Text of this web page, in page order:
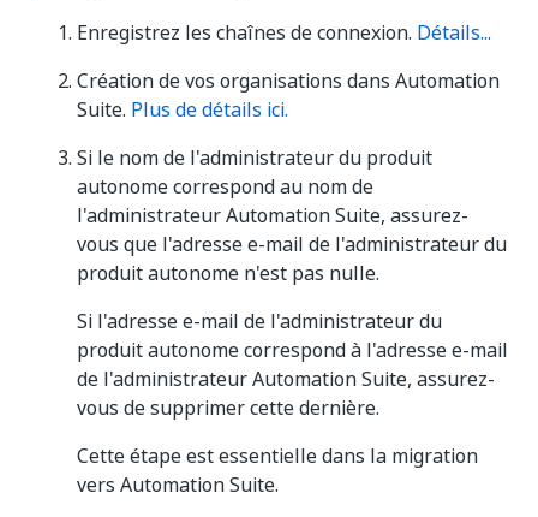
Enregistrez les chaînes de connexion. Détails...
Création de vos organisations dans Automation
Suite. Plus de détails ici.
Si le nom de l'administrateur du produit
autonome correspond au nom de
l'administrateur Automation Suite, assurez-
vous que l'adresse e-mail de l'administrateur du
produit autonome n'est pas nulle.
Si l'adresse e-mail de l'administrateur du
produit autonome correspond à l'adresse e-mail
de l'administrateur Automation Suite, assurez-
vous de supprimer cette dernière.
Cette étape est essentielle dans la migration
vers Automation Suite.